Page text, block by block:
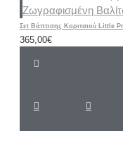
365,00€